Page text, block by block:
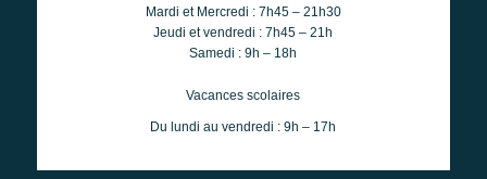
Mardi et Mercredi : 7h45 – 21h30
Jeudi et vendredi : 7h45 – 21h
Samedi : 9h – 18h
Vacances scolaires
Du lundi au vendredi : 9h – 17h